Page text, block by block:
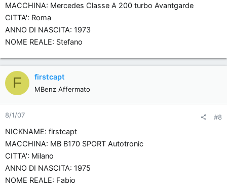
MACCHINA: Mercedes Classe A 200 turbo Avantgarde
CITTA': Roma
ANNO DI NASCITA: 1973
NOME REALE: Stefano
F firstcapt
MBenz Affermato
8/1/07 #8
NICKNAME: firstcapt
MACCHINA: MB B170 SPORT Autotronic
CITTA': Milano
ANNO DI NASCITA: 1975
NOME REALE: Fabio